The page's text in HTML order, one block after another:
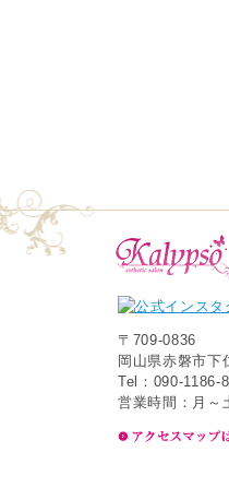
〒709-0836
岡山県赤磐市下
Tel：090-1186-
営業時間：月～